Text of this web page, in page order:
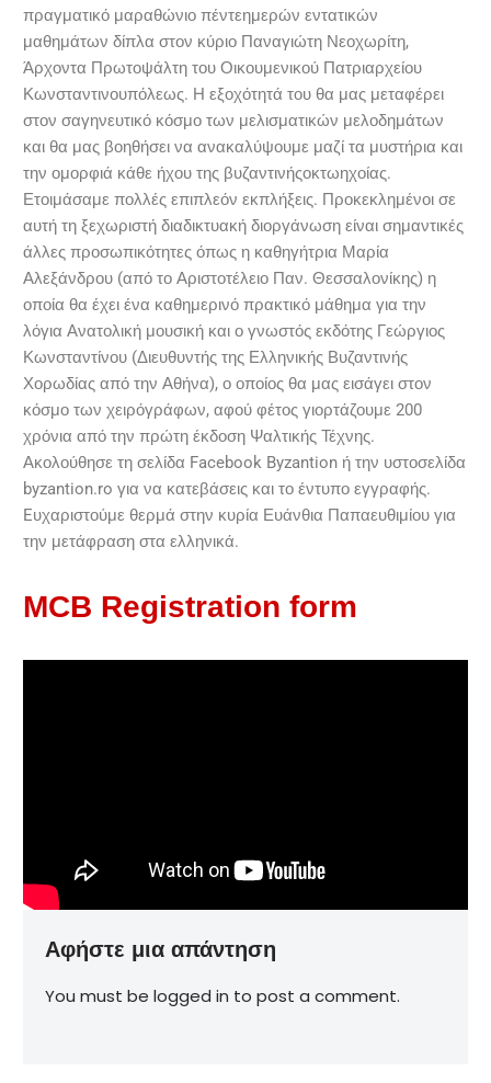
πραγματικό μαραθώνιο πέντεημερών εντατικών
μαθημάτων δίπλα στον κύριο Παναγιώτη Νεοχωρίτη,
Άρχοντα Πρωτοψάλτη του Οικουμενικού Πατριαρχείου
Κωνσταντινουπόλεως. Η εξοχότητά του θα μας μεταφέρει
στον σαγηνευτικό κόσμο των μελισματικών μελοδημάτων
και θα μας βοηθήσει να ανακαλύψουμε μαζί τα μυστήρια και
την ομορφιά κάθε ήχου της βυζαντινήςοκτωηχοίας.
Ετοιμάσαμε πολλές επιπλεόν εκπλήξεις. Προκεκλημένοι σε
αυτή τη ξεχωριστή διαδικτυακή διοργάνωση είναι σημαντικές
άλλες προσωπικότητες όπως η καθηγήτρια Μαρία
Αλεξάνδρου (από το Αριστοτέλειο Παν. Θεσσαλονίκης) η
οποία θα έχει ένα καθημερινό πρακτικό μάθημα για την
λόγια Ανατολική μουσική και ο γνωστός εκδότης Γεώργιος
Κωνσταντίνου (Διευθυντής της Ελληνικής Βυζαντινής
Χορωδίας από την Αθήνα), ο οποίος θα μας εισάγει στον
κόσμο των χειρόγράφων, αφού φέτος γιορτάζουμε 200
χρόνια από την πρώτη έκδοση Ψαλτικής Τέχνης.
Ακολούθησε τη σελίδα Facebook Byzantion ή την υστοσελίδα
byzantion.ro για να κατεβάσεις και το έντυπο εγγραφής.
Eυχαριστούμε θερμά στην κυρία Ευάνθια Παπαευθιμίου για
την μετάφραση στα ελληνικά.
MCB Registration form
Αφήστε μια απάντηση
You must be logged in to post a comment.